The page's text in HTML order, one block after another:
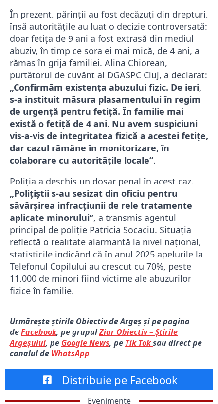
În prezent, părinții au fost decăzuți din drepturi,
însă autoritățile au luat o decizie controversată:
doar fetița de 9 ani a fost extrasă din mediul
abuziv, în timp ce sora ei mai mică, de 4 ani, a
rămas în grija familiei. Alina Chiorean,
purtătorul de cuvânt al DGASPC Cluj, a declarat:
„Confirmăm existenţa abuzului fizic. De ieri,
s-a instituit măsura plasamentului în regim
de urgenţă pentru fetiţă. În familie mai
există o fetiţă de 4 ani. Nu avem suspiciuni
vis-a-vis de integritatea fizică a acestei fetiţe,
dar cazul rămâne în monitorizare, în
colaborare cu autorităţile locale”.
Poliția a deschis un dosar penal în acest caz.
„Poliţiştii s-au sesizat din oficiu pentru
săvârşirea infracţiunii de rele tratamente
aplicate minorului”, a transmis agentul
principal de poliție Patricia Socaciu. Situația
reflectă o realitate alarmantă la nivel național,
statisticile indicând că în anul 2025 apelurile la
Telefonul Copilului au crescut cu 70%, peste
11.000 de minori fiind victime ale abuzurilor
fizice în familie.
Urmărește știrile Obiectiv de Argeș și pe pagina
deFacebook, pe grupulZiar Obiectiv – Știrile
Argeșului, pe Google News, pe Tik Toksau direct pe
canalul de WhatsApp
Distribuie pe Facebook
Evenimente